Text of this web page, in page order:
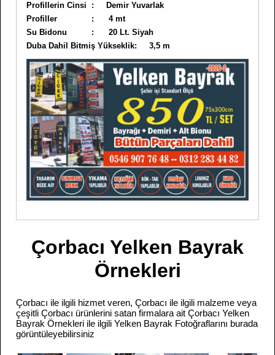
Profillerin Cinsi : Demir Yuvarlak
Profiller : 4 mt
Su Bidonu : 20 Lt. Siyah
Duba Dahil Bitmiş Yükseklik: 3,5 m
Çorbacı Yelken Bayrak
Örnekleri
Çorbacı ile ilgili hizmet veren, Çorbacı ile ilgili malzeme veya
çeşitli Çorbacı ürünlerini satan firmalara ait Çorbacı Yelken
Bayrak Örnekleri ile ilgili Yelken Bayrak Fotoğraflarını burada
görüntüleyebilirsiniz